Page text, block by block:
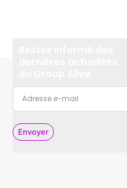
Envoyer